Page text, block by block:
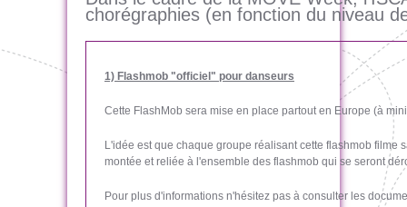
chorégraphies (en fonction du niveau
1) Flashmob "officiel" pour danseurs
Cette FlashMob sera mise en place partout en Europe (à
L'idée est que chaque groupe réalisant cette flashmob
montée et reliée à l'ensemble des flashmob qui se seront
Pour plus d'informations n'hésitez pas à consulter les